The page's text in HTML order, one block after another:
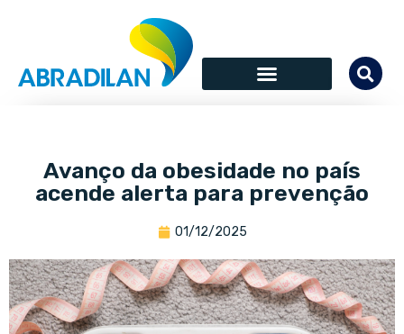
Avanço da obesidade no país
acende alerta para prevenção
01/12/2025